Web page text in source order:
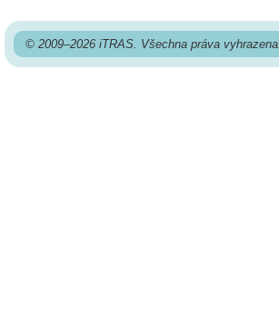
© 2009–2026 iTRAS. Všechna práva vyhrazena.